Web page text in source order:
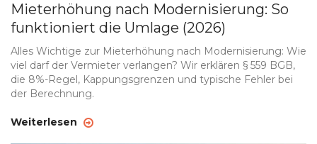
Mieterhöhung nach Modernisierung: So
funktioniert die Umlage (2026)
Alles Wichtige zur Mieterhöhung nach Modernisierung: Wie
viel darf der Vermieter verlangen? Wir erklären § 559 BGB,
die 8%-Regel, Kappungsgrenzen und typische Fehler bei
der Berechnung.
Weiterlesen